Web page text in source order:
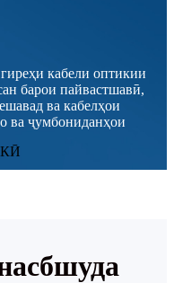
кабели оптикии
барои пайвастшавӣ,
ва кабелҳои
ва ҷумбониданҳои